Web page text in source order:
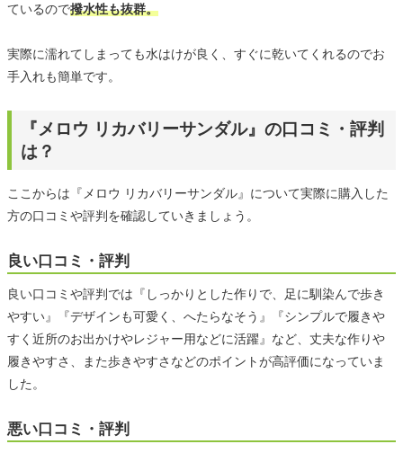
ているので撥水性も抜群。
実際に濡れてしまっても水はけが良く、すぐに乾いてくれるのでお
手入れも簡単です。
『メロウ リカバリーサンダル』の口コミ・評判
は？
ここからは『メロウ リカバリーサンダル』について実際に購入した
方の口コミや評判を確認していきましょう。
良い口コミ・評判
良い口コミや評判では『しっかりとした作りで、足に馴染んで歩き
やすい』『デザインも可愛く、へたらなそう』『シンプルで履きや
すく近所のお出かけやレジャー用などに活躍』など、丈夫な作りや
履きやすさ、また歩きやすさなどのポイントが高評価になっていま
した。
悪い口コミ・評判